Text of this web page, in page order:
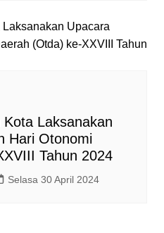
Laksanakan
Hari Otonomi
Tahun 2024
Selasa 30 April 2024